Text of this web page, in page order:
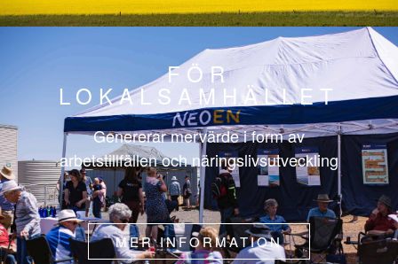
FÖR
LOKALSAMHÄLLET
Genererar mervärde i form av
arbetstillfällen och näringslivsutveckling
MER INFORMATION